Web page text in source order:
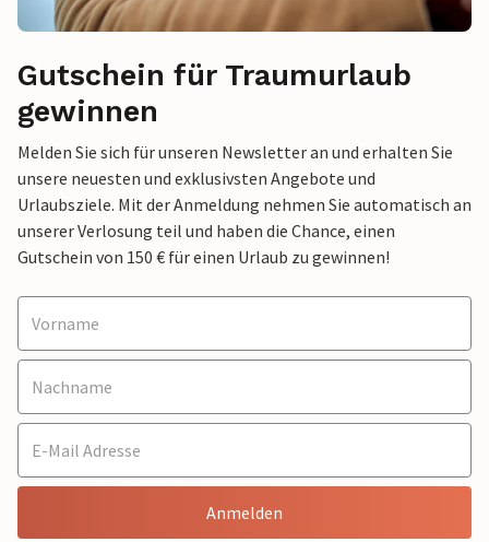
Gutschein für Traumurlaub
gewinnen
Melden Sie sich für unseren Newsletter an und erhalten Sie
unsere neuesten und exklusivsten Angebote und
Urlaubsziele. Mit der Anmeldung nehmen Sie automatisch an
unserer Verlosung teil und haben die Chance, einen
Gutschein von 150 € für einen Urlaub zu gewinnen!
Anmelden